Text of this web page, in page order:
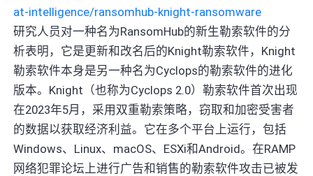
at-intelligence/ransomhub-knight-ransomware
研究人员对一种名为RansomHub的新生勒索软件的分
析表明，它是更新和改名后的Knight勒索软件，Knight
勒索软件本身是另一种名为Cyclops的勒索软件的进化
版本。Knight（也称为Cyclops 2.0）勒索软件首次出现
在2023年5月，采用双重勒索策略，窃取和加密受害者
的数据以获取经济利益。它在多个平台上运行，包括
Windows、Linux、macOS、ESXi和Android。在RAMP
网络犯罪论坛上进行广告和销售的勒索软件攻击已被发